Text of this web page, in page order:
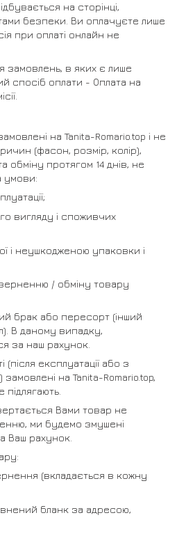
на сторінці,
безпеки. Ви оплачуєте лише
при оплаті онлайн не
замовлень, в яких є лише
спосіб оплати - Оплата на
на Tanita-Romario.top і не
(фасон, розмір, колір),
обміну протягом 14 днів, не
умови:
вигляду і споживчих
і неушкодженою упаковки і
/ обміну товару
брак або пересорт (інший
В даному випадку,
за наш рахунок.
експлуатації або з
на Tanita-Romario.top,
Вами товар не
ми будемо змушені
Ваш рахунок.
(вкладається в кожну
бланк за адресою,